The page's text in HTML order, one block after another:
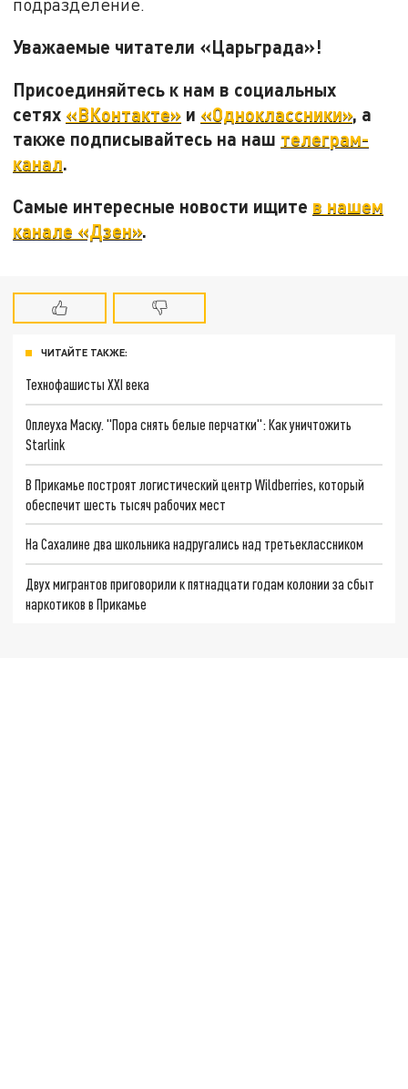
подразделение.
Уважаемые читатели «Царьграда»!
Присоединяйтесь к нам в социальных
сетях «ВКонтакте» и «Одноклассники», а
также подписывайтесь на наш телеграм-
канал.
Самые интересные новости ищите в нашем
канале «Дзен».
ЧИТАЙТЕ ТАКЖЕ:
Технофашисты XXI века
Оплеуха Маску. "Пора снять белые перчатки": Как уничтожить
Starlink
В Прикамье построят логистический центр Wildberries, который
обеспечит шесть тысяч рабочих мест
На Сахалине два школьника надругались над третьеклассником
Двух мигрантов приговорили к пятнадцати годам колонии за сбыт
наркотиков в Прикамье